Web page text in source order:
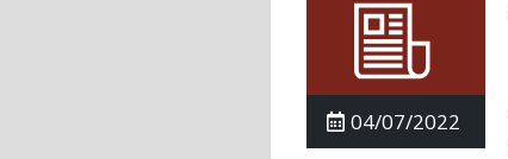
04/07/2022